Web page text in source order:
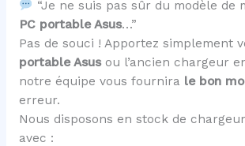
“Je ne suis pas sûr du modèle de
PC portable Asus…”
Pas de souci ! Apportez simplement
portable Asus ou l’ancien chargeur
notre équipe vous fournira le bon
erreur.
Nous disposons en stock de
avec :